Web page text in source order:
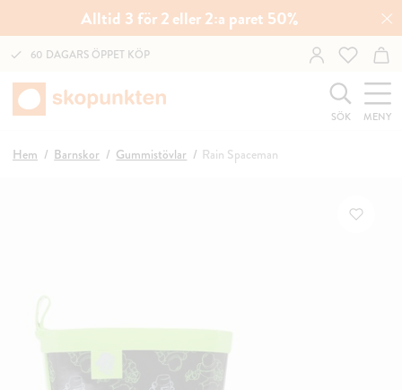
Alltid 3 för 2 eller 2:a paret 50%
60 DAGARS ÖPPET KÖP
SÖK MENY
Hem Barnskor Gummistövlar Rain Spaceman